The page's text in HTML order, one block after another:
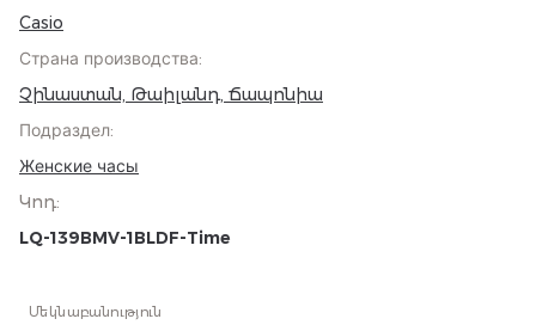
Casio
Страна производства:
Չինաստան, Թաիլանդ, Ճապոնիա
Подраздел:
Женские часы
Կոդ:
LQ-139BMV-1BLDF-Time
Մեկնաբանություն